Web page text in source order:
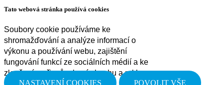
Tato webová stránka používá cookies
Soubory cookie používáme ke
shromažďování a analýze informací o
výkonu a používání webu, zajištění
fungování funkcí ze sociálních médií a ke
zlepšení a přizpůsobení obsahu a reklam.
NASTAVENÍ COOKIES
POVOLIT VŠE